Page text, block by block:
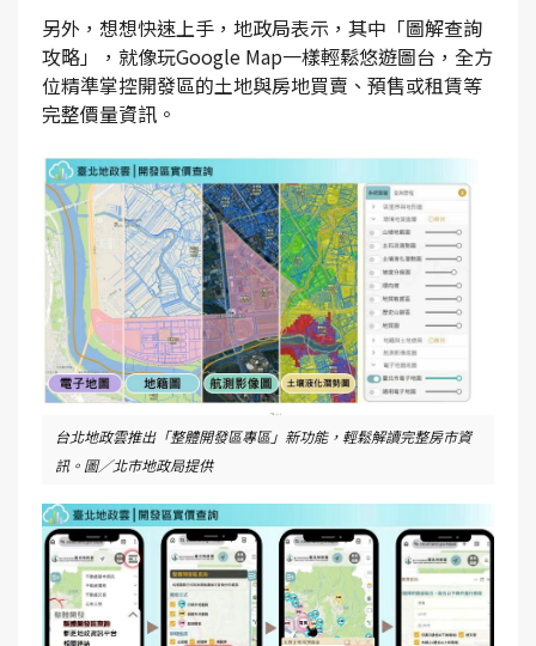
另外，想想快速上手，地政局表示，其中「圖解查詢
攻略」，就像玩Google Map一樣輕鬆悠遊圖台，全方
位精準掌控開發區的土地與房地買賣、預售或租賃等
完整價量資訊。
台北地政雲推出「整體開發區專區」新功能，輕鬆解讀完整房市資
訊。圖／北市地政局提供